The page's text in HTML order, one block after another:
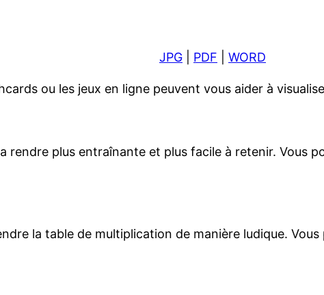
JPG PDF WORD
ou les jeux en ligne peuvent vous aider à
rendre plus entraînante et plus facile à retenir. Vous
la table de multiplication de manière ludique.